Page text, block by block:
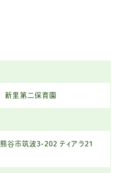
里第二保育園
市筑波3-202 ティアラ21